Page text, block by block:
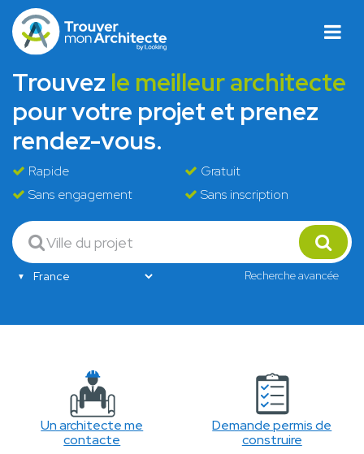
Trouvez le meilleur architecte
pour votre projet et prenez
rendez-vous.
Rapide
Gratuit
Sans engagement
Sans inscription
Recherche avancée
Un architecte me
contacte
Demande permis de
construire